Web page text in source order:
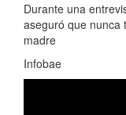
Durante una
aseguró que nunca
madre
Infobae